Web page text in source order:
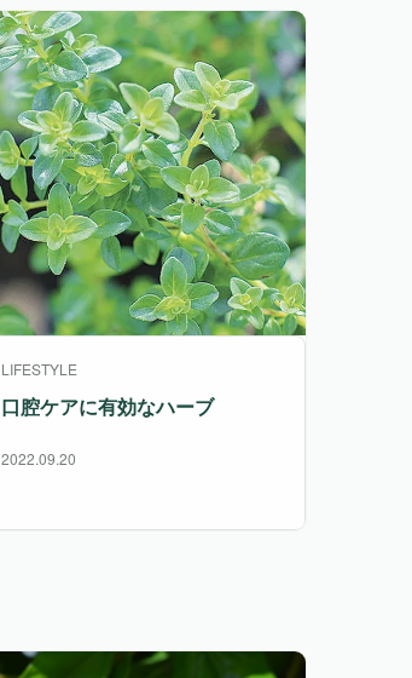
LIFESTYLE
口腔ケアに有効なハーブ
2022.09.20